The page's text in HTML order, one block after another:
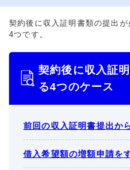
契約後に収入証明書類の提出
4つです。
契約後に収入証
る4つのケース
前回の収入証明書提出か
借入希望額の増額申請を